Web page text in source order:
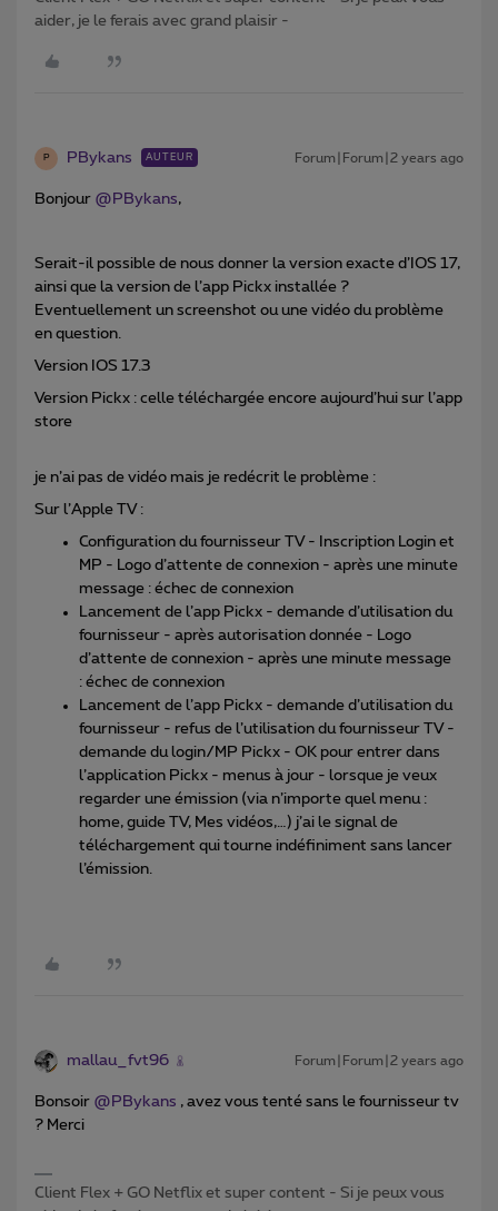
aider, je le ferais avec grand plaisir -
P PBykans AUTEUR Forum|Forum|2 years ago
Bonjour @PBykans,
Serait-il possible de nous donner la version exacte d’IOS 17,
ainsi que la version de l’app Pickx installée ?
Eventuellement un screenshot ou une vidéo du problème
en question.
Version IOS 17.3
Version Pickx : celle téléchargée encore aujourd’hui sur l’app
store
je n’ai pas de vidéo mais je redécrit le problème :
Sur l’Apple TV :
Configuration du fournisseur TV - Inscription Login et
MP - Logo d’attente de connexion - après une minute
message : échec de connexion
Lancement de l’app Pickx - demande d’utilisation du
fournisseur - après autorisation donnée - Logo
d’attente de connexion - après une minute message
: échec de connexion
Lancement de l’app Pickx - demande d’utilisation du
fournisseur - refus de l’utilisation du fournisseur TV -
demande du login/MP Pickx - OK pour entrer dans
l’application Pickx - menus à jour - lorsque je veux
regarder une émission (via n’importe quel menu :
home, guide TV, Mes vidéos,…) j’ai le signal de
téléchargement qui tourne indéfiniment sans lancer
l’émission.
mallau_fvt96 Forum|Forum|2 years ago
Bonsoir @PBykans , avez vous tenté sans le fournisseur tv
? Merci
Client Flex + GO Netflix et super content - Si je peux vous